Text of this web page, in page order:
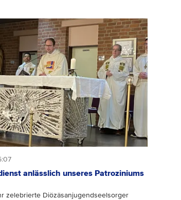
anlässlich unseres Patroziniums
zelebrierte Diözäsanjugendseelsorger